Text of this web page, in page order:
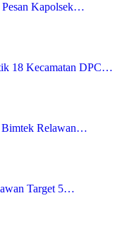
Kapolsek…
18 Kecamatan DPC…
Bimtek Relawan…
Target 5…